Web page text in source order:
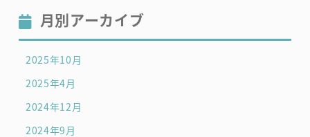
月別アーカイブ
2025年10月
2025年4月
2024年12月
2024年9月